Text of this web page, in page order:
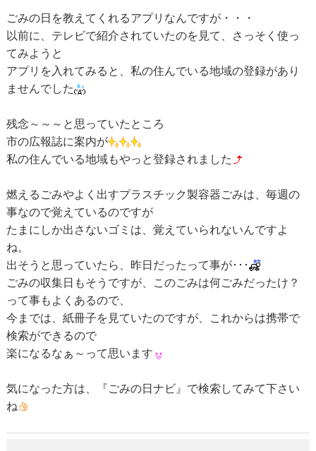
ごみの日を教えてくれるアプリなんですが・・・
以前に、テレビで紹介されていたのを見て、さっそく使っ
てみようと
アプリを入れてみると、私の住んでいる地域の登録があり
ませんでした
残念～～～と思っていたところ
市の広報誌に案内が
私の住んでいる地域もやっと登録されました
燃えるごみやよく出すプラスチック製容器ごみは、毎週の
事なので覚えているのですが
たまにしか出さないゴミは、覚えていられないんですよ
ね。
出そうと思っていたら、昨日だったって事が･･･
ごみの収集日もそうですが、このごみは何ごみだったけ？
って事もよくあるので、
今までは、紙冊子を見ていたのですが、これからは携帯で
検索ができるので
楽になるなぁ～って思います
気になった方は、『ごみの日ナビ』で検索してみて下さい
ね